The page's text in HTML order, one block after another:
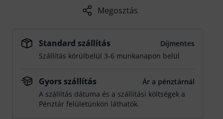
Megosztás
Standard szállítás
Díjmentes
Szállítás körülbelül 3-6 munkanapon belül
Gyors szállítás
Ár a pénztárnál
A szállítás dátuma és a szállítási költségek a
Pénztár felületünkön láthatók.